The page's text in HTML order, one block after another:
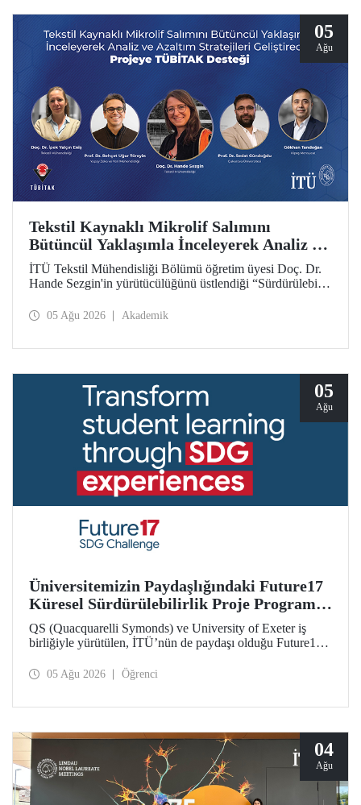
05
Ağu
Tekstil Kaynaklı Mikrolif Salımını
Bütüncül Yaklaşımla İnceleyerek Analiz ve
Azaltım Stratejileri Geliştirecek Projeye
TÜBİTAK Desteği
İTÜ Tekstil Mühendisliği Bölümü öğretim üyesi Doç. Dr.
Hande Sezgin'in yürütücülüğünü üstlendiği “Sürdürülebilir
Koşullarına Bağlı Mikrolif Salımı: Aşınma, UV Maruziyeti
kapsamında desteklenmeye hak kazandı.
05 Ağu 2026 Akademik
05
Ağu
Üniversitemizin Paydaşlığındaki Future17
Küresel Sürdürülebilirlik Proje Programı,
Öğrencilerimizin Başvurularını Bekliyor
QS (Quacquarelli Symonds) ve University of Exeter iş
birliğiyle yürütülen, İTÜ’nün de paydaşı olduğu Future17
öğrenci başvuruları açıldı. Başvurular için son gün 31
05 Ağu 2026 Öğrenci
04
Ağu